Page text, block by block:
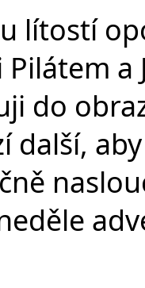
lítostí
a
do
další,